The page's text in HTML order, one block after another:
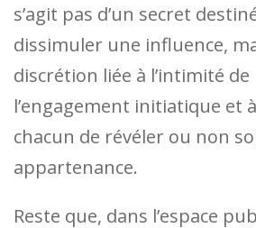
s’agit pas d’un secret
dissimuler une influence,
discrétion liée à l’intimité de
l’engagement initiatique et
chacun de révéler ou non
appartenance.
Reste que, dans l’espace